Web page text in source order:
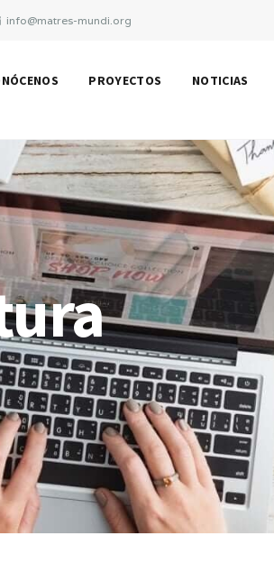
info@matres-mundi.org
PROYECTOS NOTICIAS